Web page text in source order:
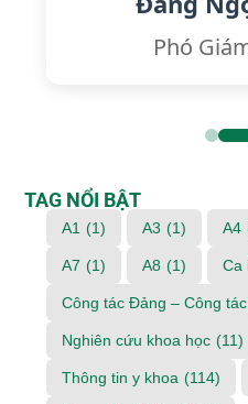
Phó
TAG NỔI BẬT
A1 (1) A3 (1) A4
A7 (1) A8 (1) Ca
Công tác Đảng – Công
Nghiên cứu khoa học (11)
Thông tin y khoa (114)